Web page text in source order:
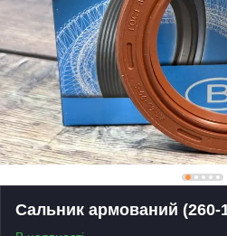
Сальник армований (260-